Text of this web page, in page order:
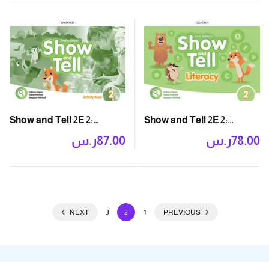
Show and Tell 2E 2:
ر.س78.00
Show and Tell 2E 2:
ر.س87.00
PREVIOUS
1
2
3
NEXT